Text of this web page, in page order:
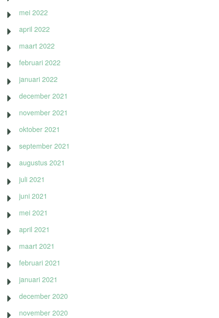
mei 2022
april 2022
maart 2022
februari 2022
januari 2022
december 2021
november 2021
oktober 2021
september 2021
augustus 2021
juli 2021
juni 2021
mei 2021
april 2021
maart 2021
februari 2021
januari 2021
december 2020
november 2020